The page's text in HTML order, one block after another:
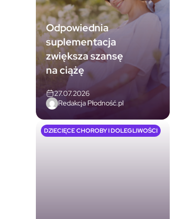
Odpowiednia
suplementacja
zwiększa szansę
na ciążę
27.07.2026
Redakcja Płodność.pl
DZIECIĘCE CHOROBY I DOLEGLIWOŚCI